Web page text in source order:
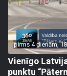
pirms 4 dienām,
Vienīgo
punktu